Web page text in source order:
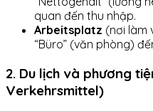
quan đến thu nhập.
Arbeitsplatz (nơi làm
“Büro” (văn phòng)
2. Du lịch và phương
Verkehrsmittel)